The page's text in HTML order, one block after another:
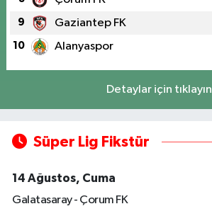
9 Gaziantep FK
10 Alanyaspor
Detaylar için tıklayın
Süper Lig Fikstür
14 Ağustos, Cuma
Galatasaray - Çorum FK